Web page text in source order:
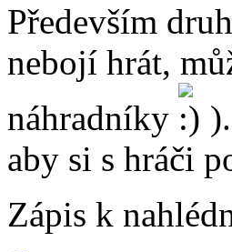
Především
nebojí hrát,
náhradníky
aby si s hráči
Zápis k